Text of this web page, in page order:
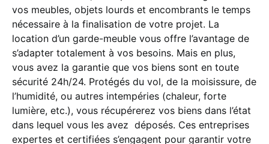
vos meubles, objets lourds et encombrants le temps
nécessaire à la finalisation de votre projet. La
location d’un garde-meuble vous offre l’avantage de
s’adapter totalement à vos besoins. Mais en plus,
vous avez la garantie que vos biens sont en toute
sécurité 24h/24. Protégés du vol, de la moisissure, de
l’humidité, ou autres intempéries (chaleur, forte
lumière, etc.), vous récupérerez vos biens dans l’état
dans lequel vous les avez déposés. Ces entreprises
expertes et certifiées s’engagent pour garantir votre